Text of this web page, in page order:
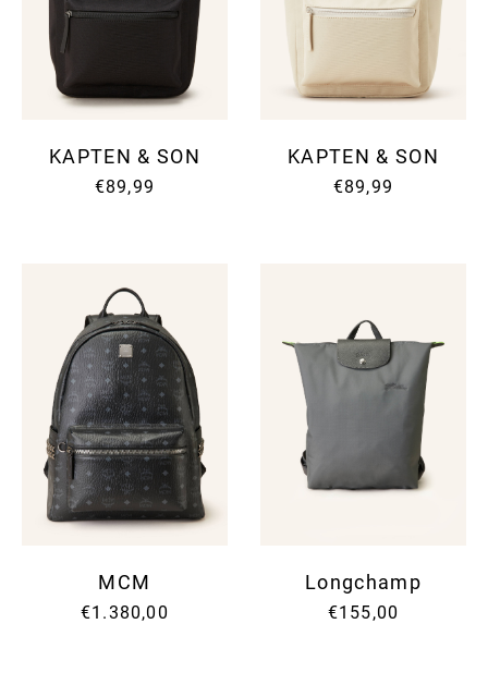
KAPTEN & SON
€89,99
KAPTEN & SON
€89,99
MCM
€1.380,00
Longchamp
€155,00